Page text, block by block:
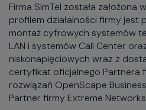
Firma SimTel została założona
profilem działalności firmy jest
montaż cyfrowych systemów
LAN i systemów Call Center
niskonapięciowych wraz z
certyfikat oficjalnego Partnera
rozwiązań OpenScape
Partner firmy Extreme